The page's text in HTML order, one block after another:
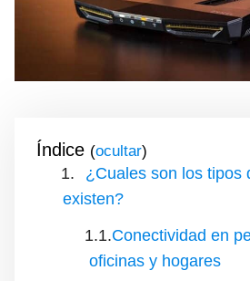
Índice ( )
¿Cuales son los tipos
existen?
Conectividad en
oficinas y hogares